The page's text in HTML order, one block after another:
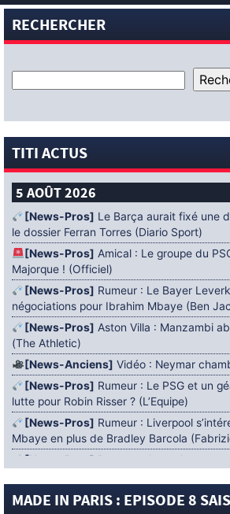
RECHERCHER
TITI ACTUS
5 AOÛT 2026
[News-Pros] Le Barça aurait fixé une
le dossier Ferran Torres (Diario Sport)
[News-Pros] Amical : Le groupe du
Majorque ! (Officiel)
[News-Pros] Rumeur : Le Bayer
négociations pour Ibrahim Mbaye (Ben
[News-Pros] Aston Villa : Manzambi
(The Athletic)
[News-Anciens] Vidéo : Neymar
[News-Pros] Rumeur : Le PSG et un
lutte pour Robin Risser ? (L’Equipe)
[News-Pros] Rumeur : Liverpool
Mbaye en plus de Bradley Barcola
[News-Pros]
Rumeur : Accord
[News-Pros]Rumeur : Le PSG aurait
MADE IN PARIS : EPISODE 8